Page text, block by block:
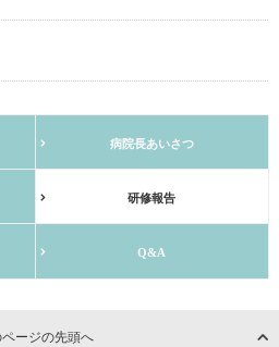
病院長あいさつ
研修報告
Q&A
ページの先頭へ